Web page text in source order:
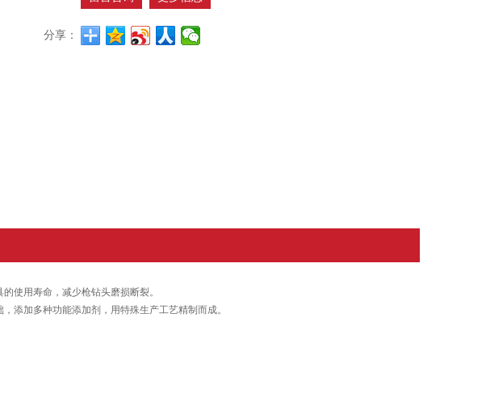
分享：
使用寿命，减少枪钻头磨损断裂。
添加多种功能添加剂，用特殊生产工艺精制而成。